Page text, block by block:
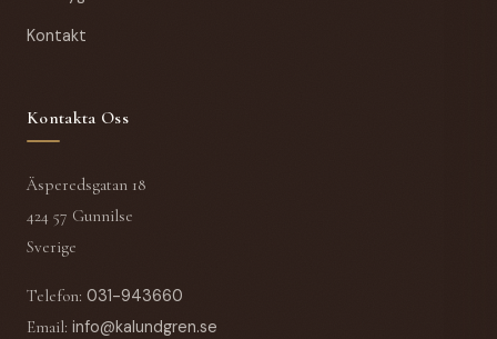
Kontakt
Kontakta Oss
Äsperedsgatan 18
424 57 Gunnilse
Sverige
Telefon: 031-943660
Email: info@kalundgren.se